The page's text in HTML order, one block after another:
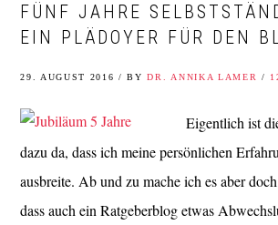
FÜNF JAHRE
EIN PLÄDOYER FÜR DEN
29. AUGUST 2016 / BYDR. ANNIKA LAMER /
Eigentlich ist
dazu da, dass ich meine persönlichen
ausbreite. Ab und zu mache ich es aber
dass auch ein Ratgeberblog etwas